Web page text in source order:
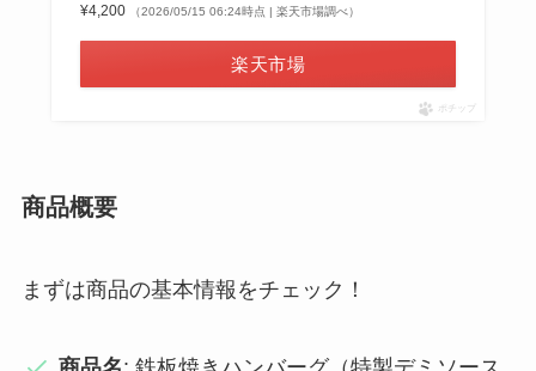
¥4,200
（2026/05/15 06:24時点 | 楽天市場調べ）
楽天市場
ポチップ
商品概要
まずは商品の基本情報をチェック！